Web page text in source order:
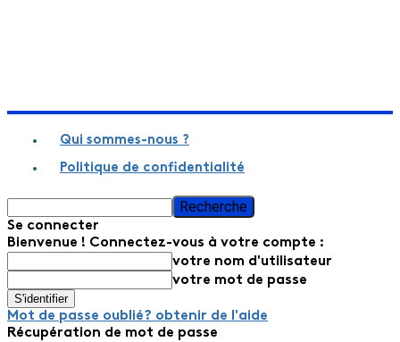
Qui sommes-nous ?
Politique de confidentialité
Se connecter
Bienvenue ! Connectez-vous à votre compte :
votre nom d'utilisateur
votre mot de passe
Mot de passe oublié? obtenir de l'aide
Récupération de mot de passe